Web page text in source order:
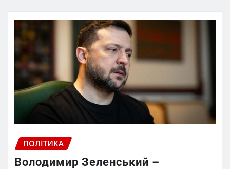
ПОЛІТИКА
Володимир Зеленський –